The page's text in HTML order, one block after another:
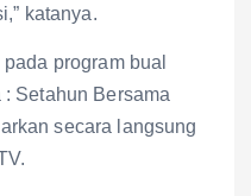
katanya.
program bual
Setahun Bersama
secara langsung